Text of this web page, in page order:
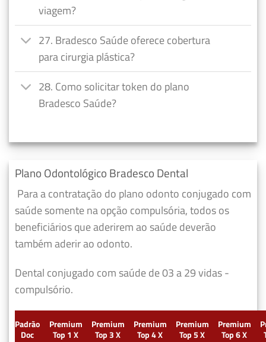
viagem?
27. Bradesco Saúde oferece cobertura
para cirurgia plástica?
28. Como solicitar token do plano
Bradesco Saúde?
Plano Odontológico Bradesco Dental
Para a contratação do plano odonto conjugado com
saúde somente na opção compulsória, todos os
beneficiários que aderirem ao saúde deverão
também aderir ao odonto.
Dental conjugado com saúde de 03 a 29 vidas -
compulsório.
Padrão
Doc
Premium
Top 1 X
Premium
Top 3 X
Premium
Top 4 X
Premium
Top 5 X
Premium
Top 6 X